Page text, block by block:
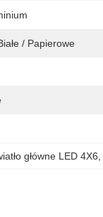
/ Papierowe
główne LED 4X6